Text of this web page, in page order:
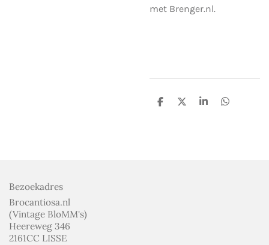
met Brenger.nl.
D
D
S
D
Bezoekadres
Brocantiosa.nl
(Vintage BloMM's)
Heereweg 346
2161CC LISSE